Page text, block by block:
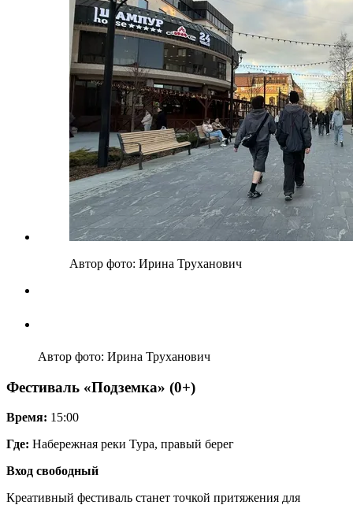
Автор фото: Ирина Труханович
Автор фото: Ирина Труханович
Фестиваль «Подземка» (0+)
Время: 15:00
Где: Набережная реки Тура, правый берег
Вход свободный
Креативный фестиваль станет точкой притяжения для